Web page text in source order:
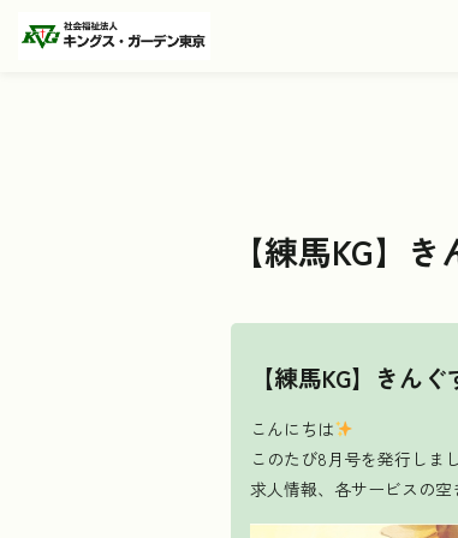
【練馬KG】
【練馬KG】きん
こんにちは
このたび8月号を発行しま
求人情報、各サービスの空